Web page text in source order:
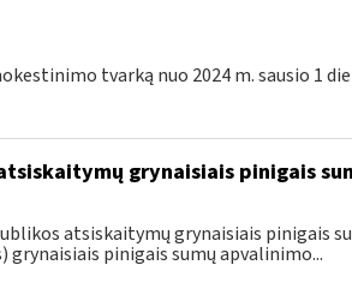
tvarką nuo 2024 m. sausio 1
grynaisiais pinigais
atsiskaitymų grynaisiais pinigais
pinigais sumų apvalinimo...